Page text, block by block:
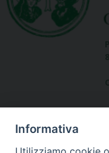
Informativa